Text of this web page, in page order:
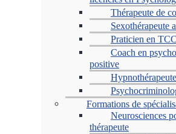
Thérapeute de
Sexothérapeute
Praticien en TCC
Coach en
positive
Hypnothérapeute
Formations de
Neurosciences
thérapeute